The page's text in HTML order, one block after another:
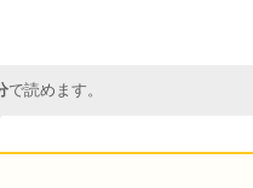
で読めます。